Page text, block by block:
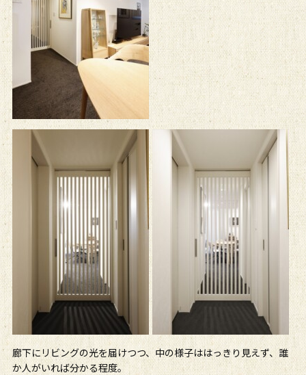
廊下にリビングの光を届けつつ、中の様子ははっきり見えず、誰
か人がいれば分かる程度。